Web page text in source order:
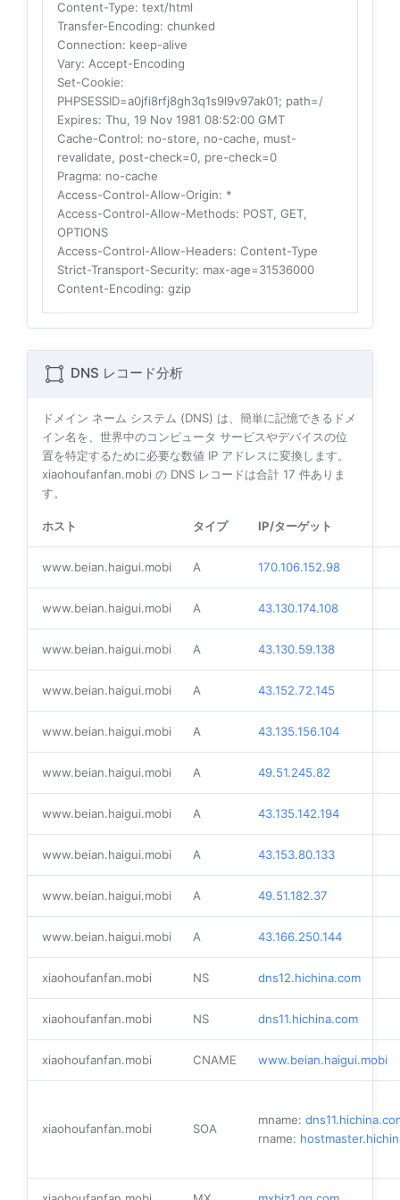
Content-Type: text/html
Transfer-Encoding: chunked
Connection: keep-alive
Vary: Accept-Encoding
Set-Cookie:
PHPSESSID=a0jfi8rfj8gh3q1s9l9v97ak01; path=/
Expires: Thu, 19 Nov 1981 08:52:00 GMT
Cache-Control: no-store, no-cache, must-
revalidate, post-check=0, pre-check=0
Pragma: no-cache
Access-Control-Allow-Origin: *
Access-Control-Allow-Methods: POST, GET,
OPTIONS
Access-Control-Allow-Headers: Content-Type
Strict-Transport-Security: max-age=31536000
Content-Encoding: gzip
DNS レコード分析
ドメイン ネーム システム (DNS) は、簡単に記憶できるドメ
イン名を、世界中のコンピュータ サービスやデバイスの位
置を特定するために必要な数値 IP アドレスに変換します。
xiaohoufanfan.mobi の DNS レコードは合計 17 件ありま
す。
ホスト タイプ IP/ターゲット
www.beian.haigui.mobi A 170.106.152.98
www.beian.haigui.mobi A 43.130.174.108
www.beian.haigui.mobi A 43.130.59.138
www.beian.haigui.mobi A 43.152.72.145
www.beian.haigui.mobi A 43.135.156.104
www.beian.haigui.mobi A 49.51.245.82
www.beian.haigui.mobi A 43.135.142.194
www.beian.haigui.mobi A 43.153.80.133
www.beian.haigui.mobi A 49.51.182.37
www.beian.haigui.mobi A 43.166.250.144
xiaohoufanfan.mobi NS dns12.hichina.com
xiaohoufanfan.mobi NS dns11.hichina.com
xiaohoufanfan.mobi CNAME www.beian.haigui.mobi
xiaohoufanfan.mobi SOA
mname:
rname: